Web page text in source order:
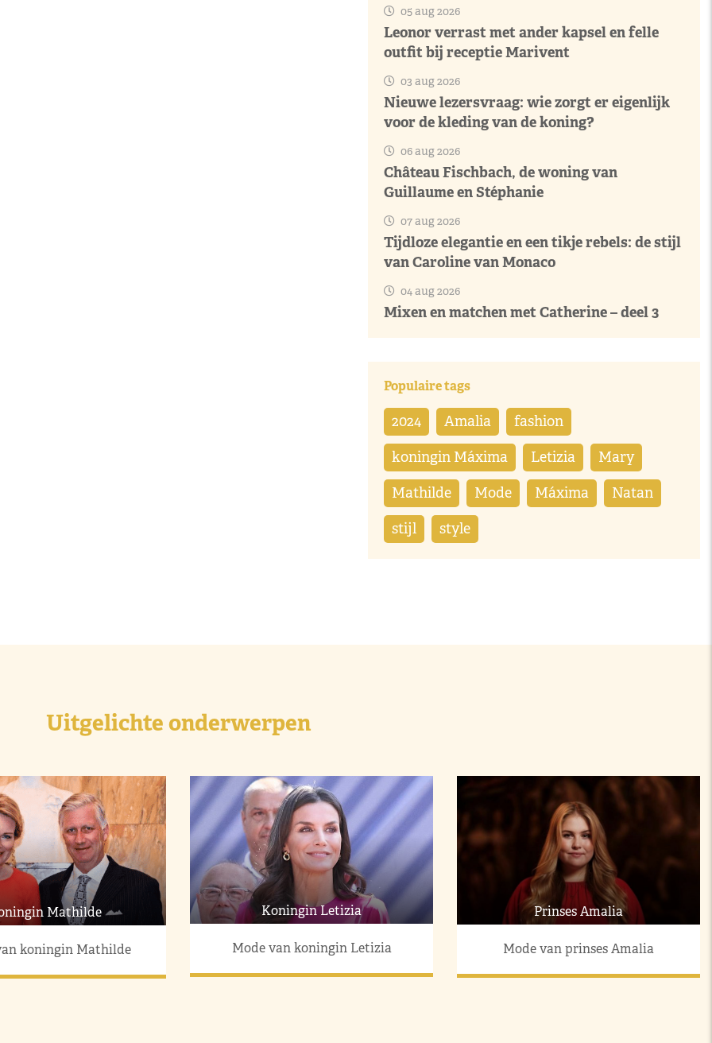
05 aug 2026
Leonor verrast met ander kapsel en felle
outfit bij receptie Marivent
03 aug 2026
Nieuwe lezersvraag: wie zorgt er eigenlijk
voor de kleding van de koning?
06 aug 2026
Château Fischbach, de woning van
Guillaume en Stéphanie
07 aug 2026
Tijdloze elegantie en een tikje rebels: de stijl
van Caroline van Monaco
04 aug 2026
Mixen en matchen met Catherine – deel 3
Populaire tags
2024 Amalia fashion
koningin Máxima Letizia Mary
Mathilde Mode Máxima Natan
stijl style
Uitgelichte onderwerpen
Mathilde
koningin Mathilde
Koningin Letizia
Mode van koningin Letizia
Prinses Amalia
Mode van prinses Amalia